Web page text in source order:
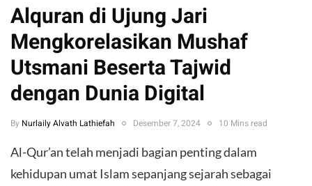
Alquran di Ujung Jari
Mengkorelasikan Mushaf
Utsmani Beserta Tajwid
dengan Dunia Digital
By Nurlaily Alvath Lathiefah Desember 7, 2024 10 Mins read
Al-Qur’an telah menjadi bagian penting dalam
kehidupan umat Islam sepanjang sejarah sebagai